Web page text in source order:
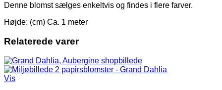
Denne blomst sælges enkeltvis og findes i flere farver.
Højde: (cm) Ca. 1 meter
Relaterede varer
Vis